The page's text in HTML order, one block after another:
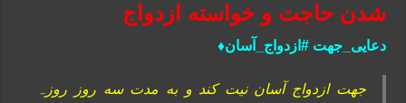
شدن حاجت و خواسته ازدواج
دعایی_جهت #ازدواج_آسان♦️
جهت ازدواج آسان نیت کند و به مدت سه روز روزہ